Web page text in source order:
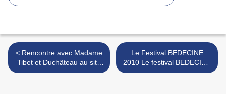
< Rencontre avec Madame
Tibet et Duchâteau au site
du Graphivore
Le Festival BEDECINE
2010 Le festival BEDECINE
d’ILLZACH : FRANCE >